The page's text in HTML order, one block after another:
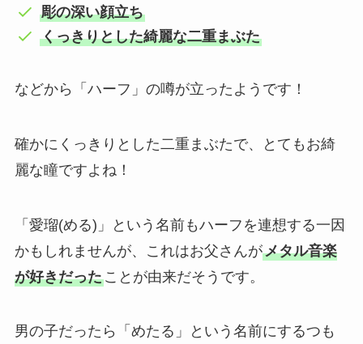
彫の深い顔立ち
くっきりとした綺麗な二重まぶた
などから「ハーフ」の噂が立ったようです！
確かにくっきりとした二重まぶたで、とてもお綺
麗な瞳ですよね！
「愛瑠(める)」という名前もハーフを連想する一因
かもしれませんが、これはお父さんがメタル音楽
が好きだったことが由来だそうです。
男の子だったら「めたる」という名前にするつも